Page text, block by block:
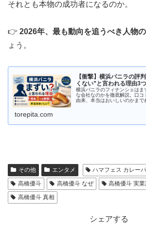
それとも本物の成功者になるのか。
👉 2026年、最も動向を追うべき人物
ょう。
【衝撃】横浜バニラの評
くない”と言われる理由3
横浜バニラのフィナンシェはま
な会社なのかを徹底解説。口
由来、本当はおいしいのかまで
torepita.com
その他 エンタメ ハマフェス カレー
高橋優斗
高橋優斗 なぜ 高橋優斗 実業
高橋優斗 真相
シェアする